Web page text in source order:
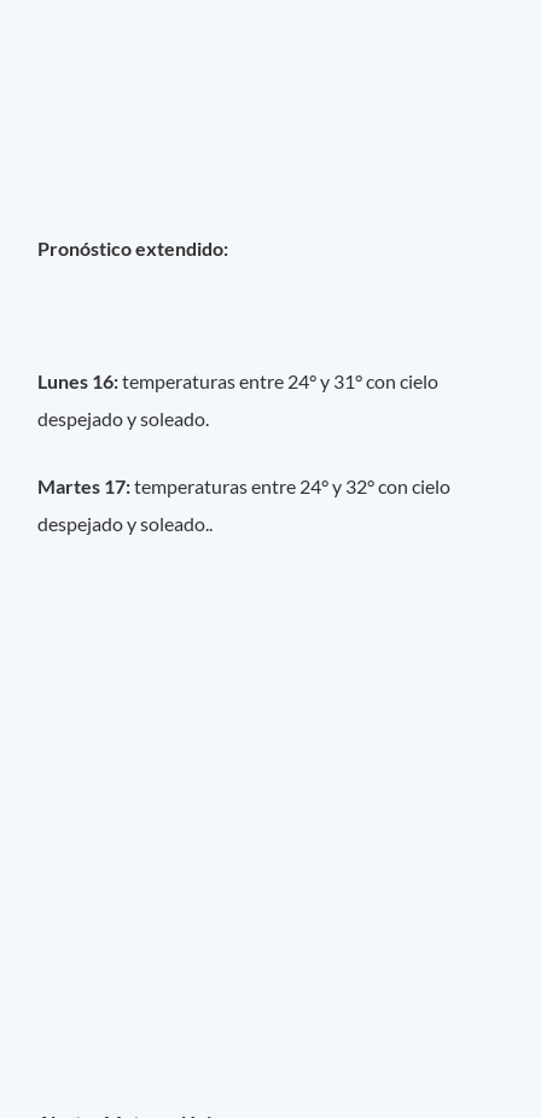
Pronóstico extendido:
Lunes 16:temperaturas entre 24° y 31° con cielo
despejado y soleado.
Martes 17:temperaturas entre 24° y 32° con cielo
despejado y soleado..